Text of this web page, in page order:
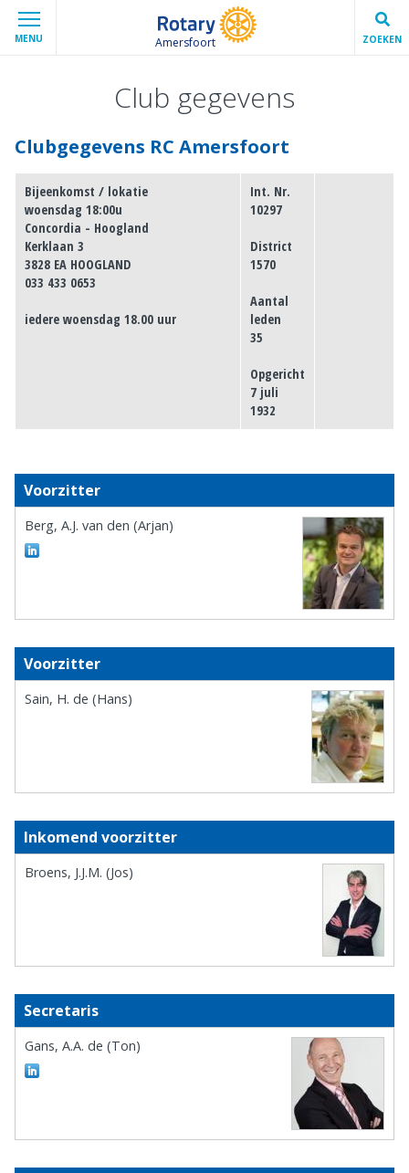
MENU Amersfoort ZOEKEN
Club gegevens
Clubgegevens RC Amersfoort
Bijeenkomst / lokatie
woensdag 18:00u
Concordia - Hoogland
Kerklaan 3
3828 EA HOOGLAND
033 433 0653
iedere woensdag 18.00 uur
Int. Nr.
10297
District
1570
Aantal
leden
35
Opgericht
7 juli
1932
Voorzitter
Berg, A.J. van den (Arjan)
Voorzitter
Sain, H. de (Hans)
Inkomend voorzitter
Broens, J.J.M. (Jos)
Secretaris
Gans, A.A. de (Ton)